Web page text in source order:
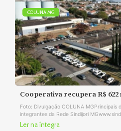
COLUNA MG
Cooperativa recupera R$
Foto: Divulgação COLUNA MGPrincipais
integrantes da Rede Sindijori
Ler na íntegra